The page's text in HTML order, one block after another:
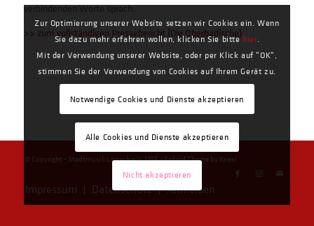
verbindenden Worte sprach.
>> zum vollständigen Pressebericht (Die Oberbadische)
© Copyright - Stadtmusik Lörrach e.V. 1756 -Enfold Theme by Kriesi
Impressum Datenschutz Anmelden
Zur Optimierung unserer Website setzen wir Cookies ein. Wenn
Sie dazu mehr erfahren wollen, klicken Sie bittehier.
Mit der Verwendung unserer Website, oder per Klick auf "OK",
stimmen Sie der Verwendung von Cookies auf Ihrem Gerät zu.
Notwendige Cookies und Dienste akzeptieren
Alle Cookies und Dienste akzeptieren
Nicht akzeptieren